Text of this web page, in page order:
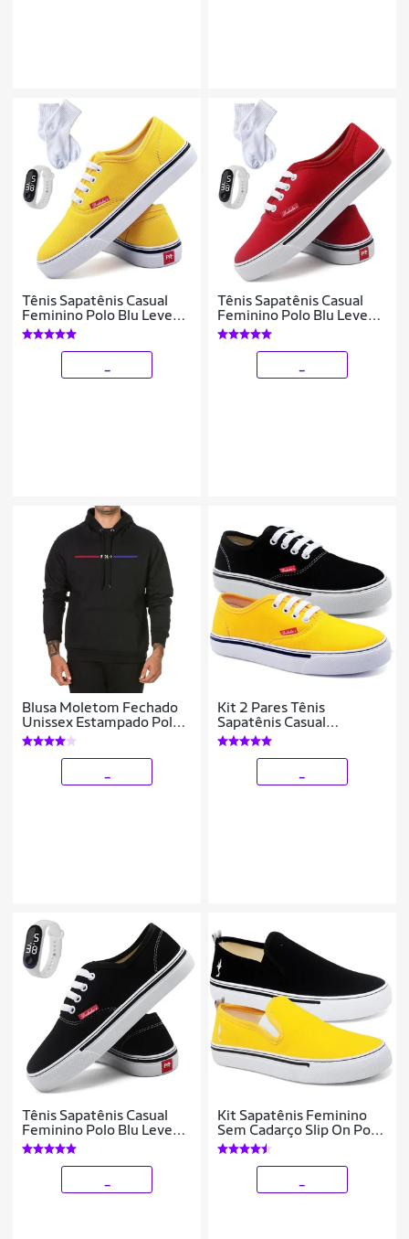
Tênis Sapatênis Casual
Feminino Polo Blu Leve
Confortável + Relógio
Digital + Meia
Tênis Sapatênis Casual
Feminino Polo Blu Leve
Confortável + Relógio
Digital + Meia
Blusa Moletom Fechado
Unissex Estampado Polo
com Bolso e Capuz
Kit 2 Pares Tênis
Sapatênis Casual
Feminino Polo Blu Leve
Tênis Sapatênis Casual
Feminino Polo Blu Leve
Confortável + Relógio
Digital
Kit Sapatênis Feminino
Sem Cadarço Slip On Polo
Blu Leve Calce Fácil